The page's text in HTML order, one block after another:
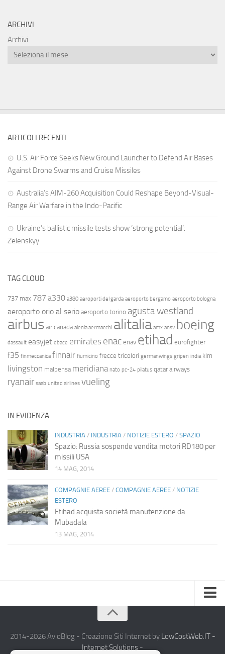
ARCHIVI
Archivi
ARTICOLI RECENTI
U.S. Air Force Seeks New Ground Launcher to Defend Air Bases
Against Drone Swarms and Cruise Missiles
Australia’s AIM-260 Acquisition Could Reshape Beyond-Visual-
Range Air Warfare in the Indo-Pacific
Ukraine’s ballistic missile tests show ‘strong potential’:
Zelenskyy
TAG CLOUD
737 max 787 a330 a380 aeroporti del garda aeroporto bergamo aeroporto bologna
aeroporto orio al serio aeroporto torino agusta westland
airbus air canada alenia aermacchi alitalia amx ansv boeing
dassault easyjet ebace emirates enac enav etihad eurofighter
f35 finmeccanica finnair fiumicino frecce tricolori germanwings gripen india klm
livingston malpensa meridiana nato pc-24 pilatus qatar airways
ryanair saab united airlines vueling
IN EVIDENZA
INDUSTRIA / INDUSTRIA / NOTIZIE ESTERO / SPAZIO
Spazio: Russia sospende vendita motori RD180 per
missili USA
14 MAG, 2014
COMPAGNIE AEREE / COMPAGNIE AEREE / NOTIZIE
ESTERO
Etihad acquista società manutenzione da
Mubadala
13 MAG, 2014
Chi Siamo
2014-2026 AvioBlog - Creazione Siti Internet by LowCostWeb.IT -
Internet Solutions -